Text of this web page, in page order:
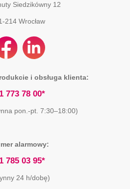
Siedzikówny 12
214 Wrocław
i obsługa klienta:
773 78 00*
pon.-pt. 7:30–18:00)
alarmowy:
785 03 95*
24 h/dobę)